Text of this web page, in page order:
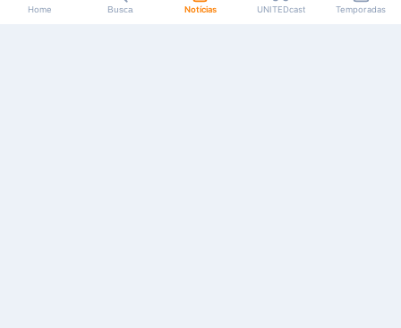
Home Busca Notícias UNITEDcast Temporadas